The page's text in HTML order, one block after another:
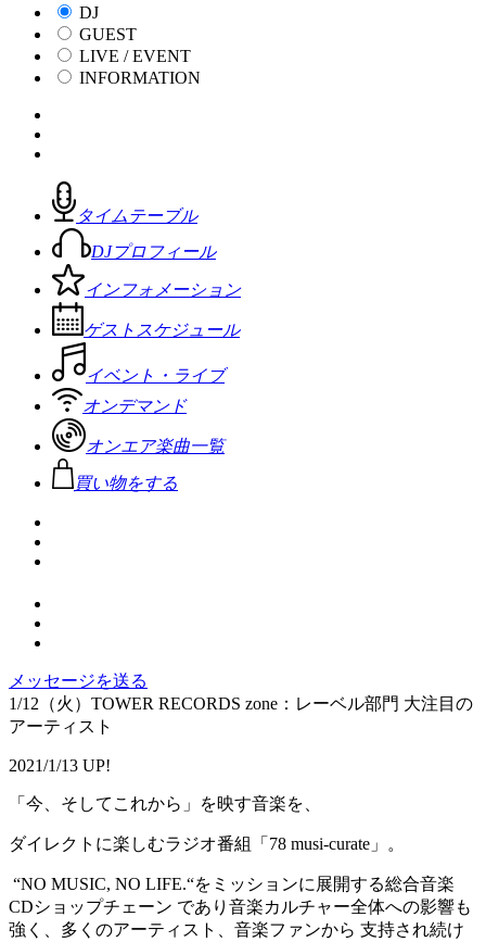
DJ
GUEST
LIVE / EVENT
INFORMATION
タイムテーブル
DJプロフィール
インフォメーション
ゲストスケジュール
イベント・ライブ
オンデマンド
オンエア楽曲一覧
買い物をする
メッセージを送る
1/12（火）TOWER RECORDS zone：レーベル部門 大注目の
アーティスト
2021/1/13 UP!
「今、そしてこれから」を映す音楽を、
ダイレクトに楽しむラジオ番組「78 musi-curate」。
“NO MUSIC, NO LIFE.“をミッションに展開する総合音楽
CDショップチェーン であり音楽カルチャー全体への影響も
強く、多くのアーティスト、音楽ファンから 支持され続け